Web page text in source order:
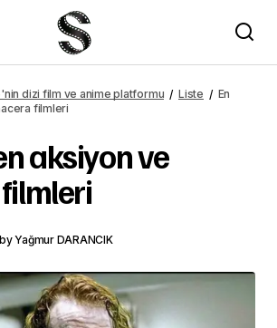
dizi film ve anime platformu Liste
En
filmleri
aksiyon ve
byYağmur DARANCIK